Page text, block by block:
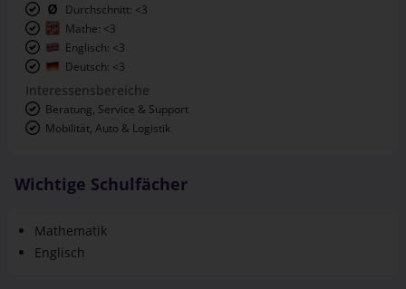
Durchschnitt: <3
Mathe: <3
Englisch: <3
Deutsch: <3
Interessensbereiche
Beratung, Service & Support
Mobilität, Auto & Logistik
Wichtige Schulfächer
Mathematik
Englisch